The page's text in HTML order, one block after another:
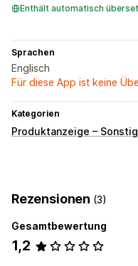
Enthält automatisch
Sprachen
Englisch
Für diese App ist keine
Kategorien
Produktanzeige –
Rezensionen (3)
Gesamtbewertung
1,2